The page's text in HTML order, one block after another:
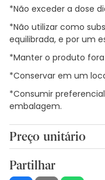
*Não exceder a dose
*Não utilizar como
equilibrada, e por um
*Manter o produto
*Conservar em um
*Consumir
embalagem.
Preço unitário
Partilhar